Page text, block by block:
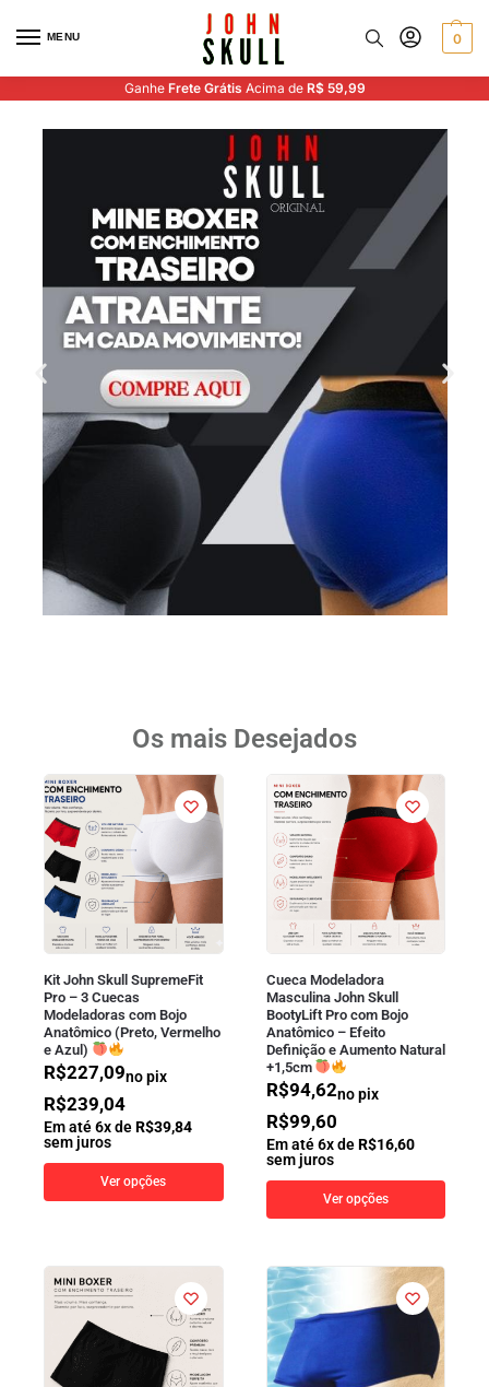
MENU 0
Ganhe Frete Grátis Acima de R$ 59,99
Os mais Desejados
Kit John Skull SupremeFit
Pro – 3 Cuecas
Modeladoras com Bojo
Anatômico (Preto, Vermelho
e Azul)
R$227,09no pix
R$239,04
Em até6x deR$39,84
sem juros
Ver opções
Cueca Modeladora
Masculina John Skull
BootyLift Pro com Bojo
Anatômico – Efeito
Definição e Aumento Natural
+1,5cm
R$94,62no pix
R$99,60
Em até6x deR$16,60
sem juros
Ver opções